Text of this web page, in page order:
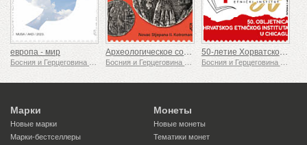
европа - мир Археологическое сокровище 50-летие Хорватского этнического института в Чикаго
Марки
Новые марки
Марки-бестселлеры
Монеты
Новые монеты
Тематики монет